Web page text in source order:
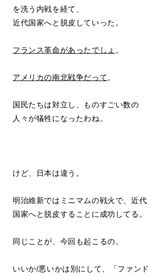
を洗う内戦を経て、
近代国家へと脱皮していった。
フランス革命があったでしょ 。
アメリカの南北戦争だって 。
国民たちは対立し、ものすごい数の
人々が犠牲になったわね。
けど、日本は違う。
明治維新ではミニマムの戦火で、近代
国家へと脱皮することに成功してる。
同じことが、今回も起こるの。
いいか/悪いかは別にして、「ファンド